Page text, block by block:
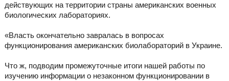
действующих на территории страны американских военных
биологических лабораториях.
«Власть окончательно завралась в вопросах
функционирования американских биолабораторий в Украине.
Что ж, подводим промежуточные итоги нашей работы по
изучению информации о незаконном функционировании в